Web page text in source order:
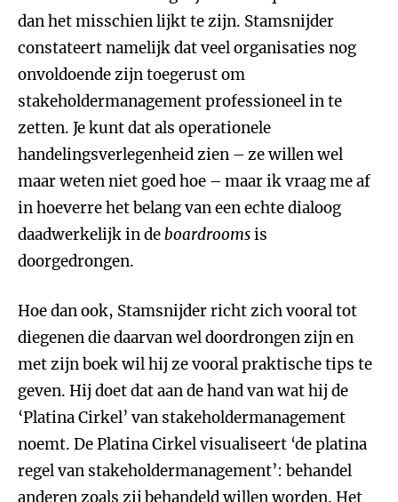
dan het misschien lijkt te zijn. Stamsnijder
constateert namelijk dat veel organisaties nog
onvoldoende zijn toegerust om
stakeholdermanagement professioneel in te
zetten. Je kunt dat als operationele
handelingsverlegenheid zien – ze willen wel
maar weten niet goed hoe – maar ik vraag me af
in hoeverre het belang van een echte dialoog
daadwerkelijk in deboardroomsis
doorgedrongen.
Hoe dan ook, Stamsnijder richt zich vooral tot
diegenen die daarvan wel doordrongen zijn en
met zijn boek wil hij ze vooral praktische tips te
geven. Hij doet dat aan de hand van wat hij de
‘Platina Cirkel’ van stakeholdermanagement
noemt. De Platina Cirkel visualiseert ‘de platina
regel van stakeholdermanagement’: behandel
anderen zoals zij behandeld willen worden. Het